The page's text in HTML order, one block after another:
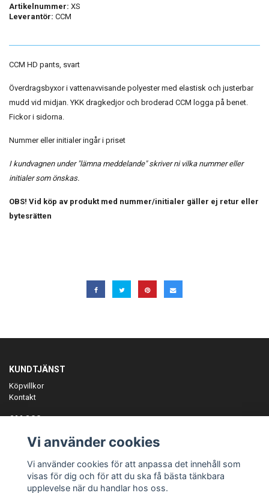
Artikelnummer: XS
Leverantör: CCM
CCM HD pants, svart
Överdragsbyxor i vattenavvisande polyester med elastisk och justerbar
mudd vid midjan. YKK dragkedjor och broderad CCM logga på benet.
Fickor i sidorna.
Nummer eller initialer ingår i priset
I kundvagnen under "lämna meddelande" skriver ni vilka nummer eller
initialer som önskas.
OBS! Vid köp av produkt med nummer/initialer gäller ej retur eller
bytesrätten
KUNDTJÄNST
Köpvillkor
Kontakt
OM OSS
ANMÄL DIG TILL VÅRT NYHETSBREV
Prenumerera
Vi använder cookies
Vi använder cookies för att anpassa det innehåll som
visas för dig och för att du ska få bästa tänkbara
upplevelse när du handlar hos oss.